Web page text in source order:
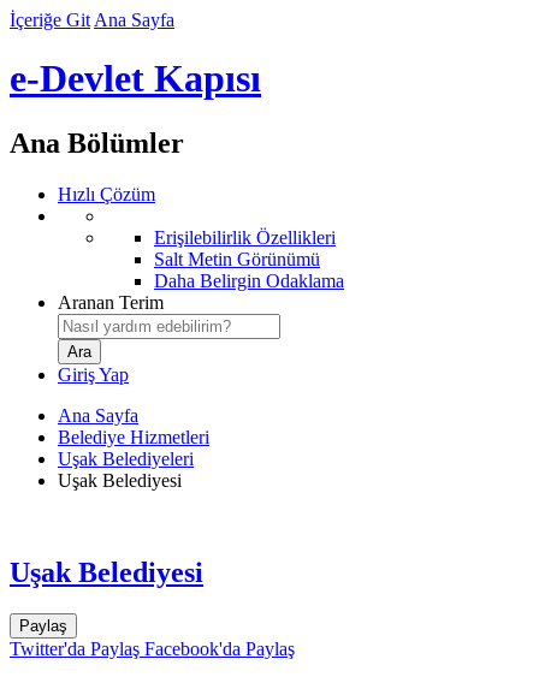
İçeriğe Git Ana Sayfa
e-Devlet Kapısı
Ana Bölümler
Hızlı Çözüm
Erişilebilirlik Özellikleri
Salt Metin Görünümü
Daha Belirgin Odaklama
Aranan Terim
Giriş Yap
Ana Sayfa
Belediye Hizmetleri
Uşak Belediyeleri
Uşak Belediyesi
Uşak Belediyesi
Paylaş
Twitter'da Paylaş Facebook'da Paylaş